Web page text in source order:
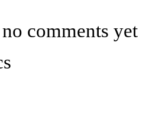
comments yet